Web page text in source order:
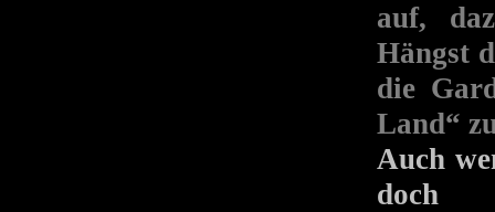
auf,
Hängst
die
Land“
Auch
doch